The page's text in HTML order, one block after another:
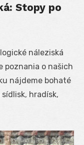
Stopy po
náleziská
poznania o našich
nájdeme bohaté
hradísk,